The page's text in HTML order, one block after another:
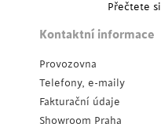
Přečtete si
Kontaktní informace
Provozovna
Telefony, e-maily
Fakturační údaje
Showroom Praha